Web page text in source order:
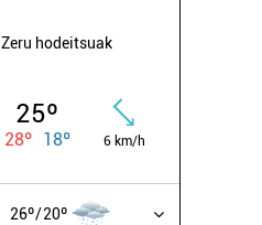
Zeru hodeitsuak
25º
28º 18º 6 km/h
26º 20º